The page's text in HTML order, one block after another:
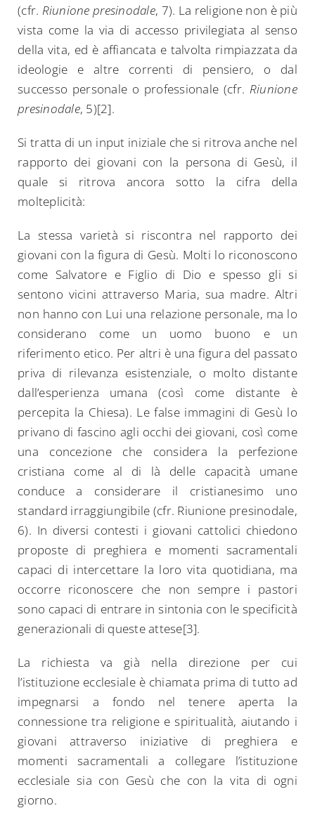
(cfr. Riunione presinodale, 7). La religione non è più
vista come la via di accesso privilegiata al senso
della vita, ed è affiancata e talvolta rimpiazzata da
ideologie e altre correnti di pensiero, o dal
successo personale o professionale (cfr. Riunione
presinodale, 5)[2].
Si tratta di un input iniziale che si ritrova anche nel
rapporto dei giovani con la persona di Gesù, il
quale si ritrova ancora sotto la cifra della
molteplicità:
La stessa varietà si riscontra nel rapporto dei
giovani con la figura di Gesù. Molti lo riconoscono
come Salvatore e Figlio di Dio e spesso gli si
sentono vicini attraverso Maria, sua madre. Altri
non hanno con Lui una relazione personale, ma lo
considerano come un uomo buono e un
riferimento etico. Per altri è una figura del passato
priva di rilevanza esistenziale, o molto distante
dall’esperienza umana (così come distante è
percepita la Chiesa). Le false immagini di Gesù lo
privano di fascino agli occhi dei giovani, così come
una concezione che considera la perfezione
cristiana come al di là delle capacità umane
conduce a considerare il cristianesimo uno
standard irraggiungibile (cfr. Riunione presinodale,
6). In diversi contesti i giovani cattolici chiedono
proposte di preghiera e momenti sacramentali
capaci di intercettare la loro vita quotidiana, ma
occorre riconoscere che non sempre i pastori
sono capaci di entrare in sintonia con le specificità
generazionali di queste attese[3].
La richiesta va già nella direzione per cui
l’istituzione ecclesiale è chiamata prima di tutto ad
impegnarsi a fondo nel tenere aperta la
connessione tra religione e spiritualità, aiutando i
giovani attraverso iniziative di preghiera e
momenti sacramentali a collegare l’istituzione
ecclesiale sia con Gesù che con la vita di ogni
giorno.